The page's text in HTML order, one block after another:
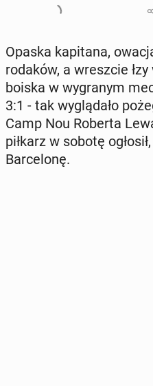
Opaska ka­pi­ta­na,
rodaków, a wresz­cie
boiska w wy­gra­nym
3:1 - tak wy­glą­da­ło
Camp Nou Roberta
piłkarz w sobotę
Bar­ce­lo­nę.